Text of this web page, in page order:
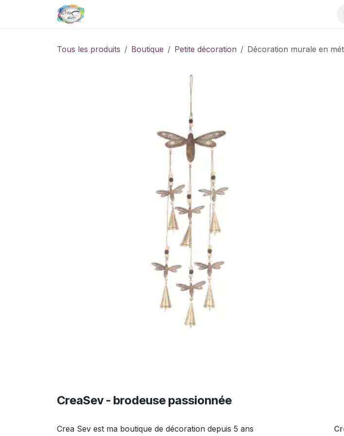
Se rendre au contenu
Nos produits
Tous les produits Boutique Petite décoration Décoration murale en
CreaSev - brodeuse passionnée
Crea Sev est ma boutique de décoration depuis 5 ans